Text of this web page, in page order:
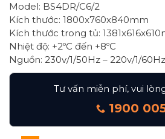
Model: BS4DR/C6/2
Kích thước: 1800x760x840mm
Kích thước trong tủ:
Nhiệt độ: +2ºC đến +8ºC
Nguồn: 230v/1/50Hz – 220v/1/
Tư vấn miễn phí, vui
1900